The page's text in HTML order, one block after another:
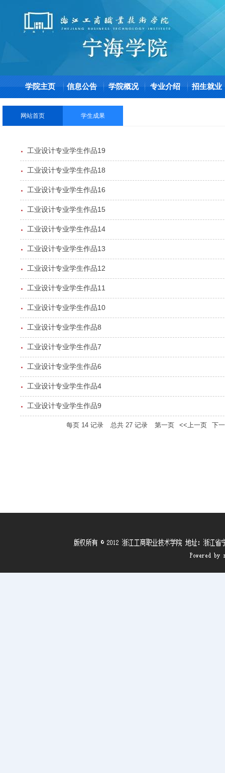
学院主页 信息公告 学院概况 专业介绍 招生就业
网站首页 学生成果
工业设计专业学生作品19
工业设计专业学生作品18
工业设计专业学生作品16
工业设计专业学生作品15
工业设计专业学生作品14
工业设计专业学生作品13
工业设计专业学生作品12
工业设计专业学生作品11
工业设计专业学生作品10
工业设计专业学生作品8
工业设计专业学生作品7
工业设计专业学生作品6
工业设计专业学生作品4
工业设计专业学生作品9
每页 14 记录 总共 27 记录 第一页 <<上一页 下